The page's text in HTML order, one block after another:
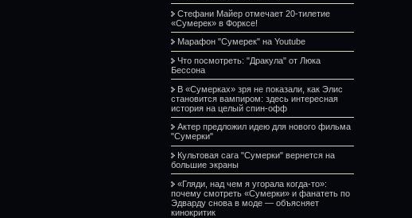
Стефани Майер отмечает 20-тилетие
«Сумерек» в Форксе!
Марафон "Сумерек" на Youtube
Что посмотреть: "Дракула" от Люка
Бессона
В «Сумерках» зря не показали, как Элис
становится вампиром: здесь интересная
история на целый спин-офф
Актер предложил идею для нового фильма
"Сумерки"
Культовая сага "Сумерки" вернется на
большие экраны
«Гляди, над чем я угорала когда-то»:
почему смотреть «Сумерки» и фанатеть по
Эдварду снова в моде — объясняет
кинокритик